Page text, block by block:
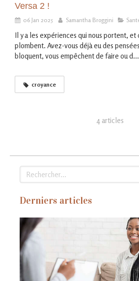
Versa 2 !
06 Jan 2025 Samantha Broggini
Il y a les expériences qui nous portent, et
plombent. Avez-vous déjà eu des
bloquent, vous empêchent de faire ou d...
croyance
4 articles
Rechercher
Derniers articles